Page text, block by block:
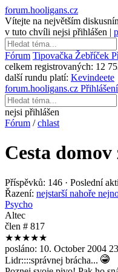
forum.hooligans.cz
Vítejte na největším
v tuto chvíli nejsi přihlášen |
Fórum Tipovačka Žebříček
celkem registrovaných: 12
další rundu platí: Kevindeete
forum.hooligans.cz Přihlášení
nejsi přihlášen
Fórum /chlast
Cesta
Příspěvků: 146 · Poslední
Řazení: nejstarší nahoře
Psycho
Altec
člen # 817
★★★★★
posláno: 10. October 2004
Lidr::::správnej brácha...